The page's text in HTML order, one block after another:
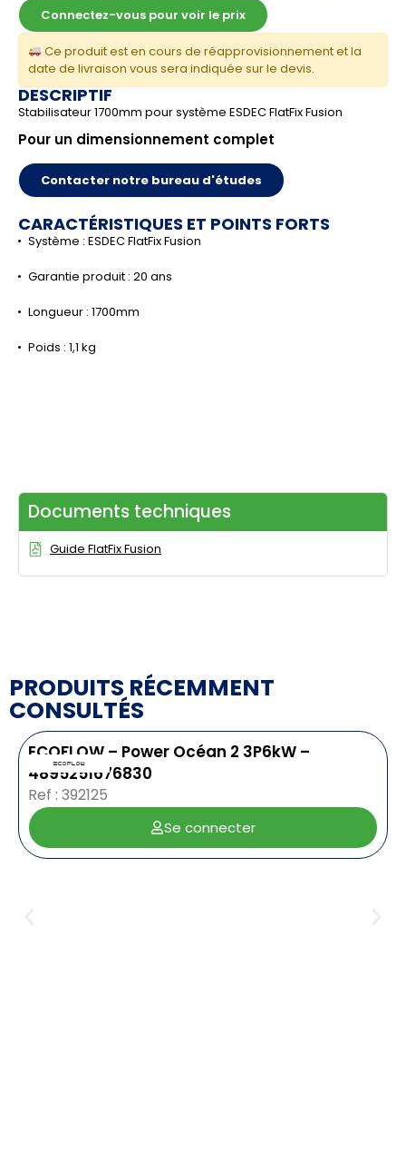
Connectez-vous pour voir le prix
Ce produit est en cours de réapprovisionnement et la
date de livraison vous sera indiquée sur le devis.
DESCRIPTIF
Stabilisateur 1700mm pour système ESDEC FlatFix Fusion
Pour un dimensionnement complet
Contacter notre bureau d'études
CARACTÉRISTIQUES ET POINTS FORTS
Système : ESDEC FlatFix Fusion
Garantie produit : 20 ans
Longueur : 1700mm
Poids : 1,1 kg
Documents techniques
Guide FlatFix Fusion
PRODUITS RÉCEMMENT
CONSULTÉS
ECOFLOW – Power Océan 2 3P6kW –
4895251676830
Ref : 392125
Se connecter